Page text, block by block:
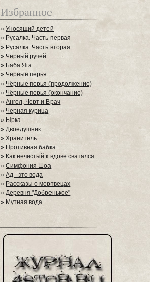
Избранное
»Уносящий детей
» Русалка. Часть первая
» Русалка. Часть вторая
» Чёрный ручей
» Баба Яга
»Чёрные перья
» Чёрные перья (продолжение)
» Чёрные перья (окончание)
»Ангел, Черт и Врач
» Черная курица
» Ырка
»Двоедушник
»Хранитель
» Противная бабка
» Как нечистый к вдове сватался
»Симфония Шоа
»Ад - это вода
» Рассказы о мертвецах
»Деревня "Добренькое"
» Мутная вода